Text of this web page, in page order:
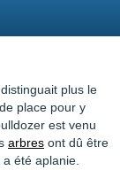
plus le
place pour y
est venu
arbres ont dû être
été aplanie.